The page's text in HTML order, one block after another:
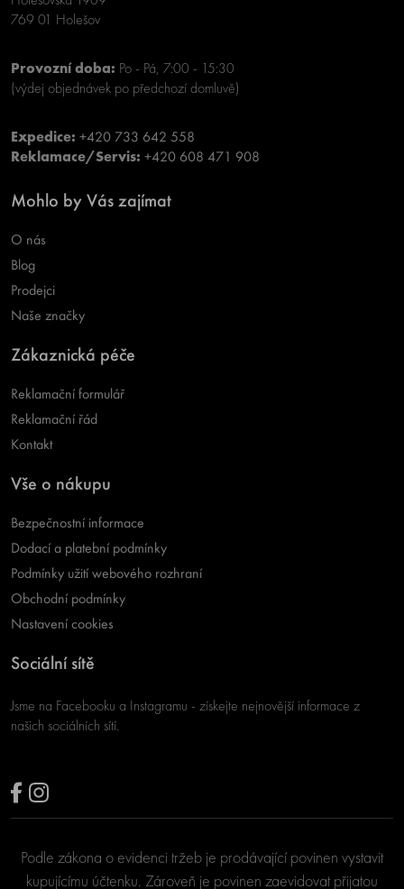
769 01 Holešov
Provozní doba: Po - Pá, 7:00 - 15:30
(výdej objednávek po předchozí domluvě)
Expedice: +420 733 642 558
Reklamace/Servis: +420 608 471 908
Mohlo by Vás zajímat
O nás
Blog
Prodejci
Naše značky
Zákaznická péče
Reklamační formulář
Reklamační řád
Kontakt
Vše o nákupu
Bezpečnostní informace
Dodací a platební podmínky
Podmínky užití webového rozhraní
Obchodní podmínky
Nastavení cookies
Sociální sítě
Jsme na Facebooku a Instagramu - získejte nejnovější informace z
našich sociálních sítí.
Podle zákona o evidenci tržeb je prodávající povinen vystavit
kupujícímu účtenku. Zároveň je povinen zaevidovat přijatou